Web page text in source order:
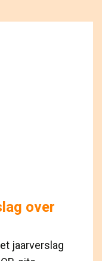
over
jaarverslag